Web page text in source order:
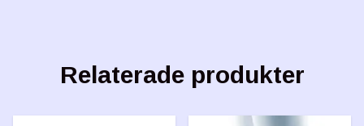
Relaterade produkter